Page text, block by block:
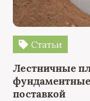
Статьи
Лестничные
фундаментные
поставкой